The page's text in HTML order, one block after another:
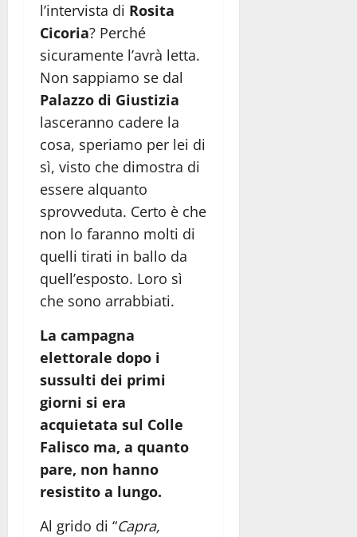
l’intervista di Rosita
Cicoria? Perché
sicuramente l’avrà letta.
Non sappiamo se dal
Palazzo di Giustizia
lasceranno cadere la
cosa, speriamo per lei di
sì, visto che dimostra di
essere alquanto
sprovveduta. Certo è che
non lo faranno molti di
quelli tirati in ballo da
quell’esposto. Loro sì
che sono arrabbiati.
La campagna
elettorale dopo i
sussulti dei primi
giorni si era
acquietata sul Colle
Falisco ma, a quanto
pare, non hanno
resistito a lungo.
Al grido di “Capra,